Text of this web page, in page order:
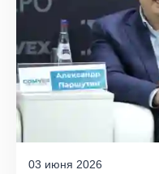
03 июня 2026